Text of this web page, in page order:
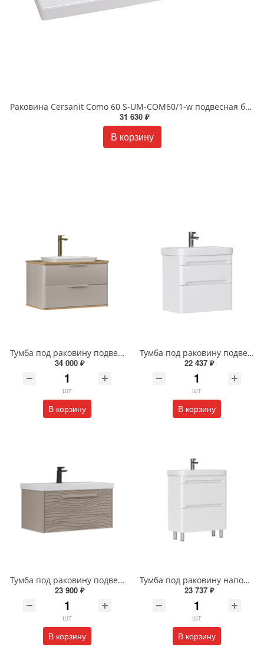
Раковина Cersanit Como 60 S-UM-COM60/1-w подвесная белая
31 630 ₽
В корзину
Тумба под раковину подвесная EQUIL Десерт 80.2Я/Desert 80.2Y с ручками в цвет амарок tpDSRT80.2Y-25R амарок/дуб
34 000 ₽
шт
В корзину
Тумба под раковину подвесная EQUIL Найс 70 см tpNICE70.2Y-05 белая
22 437 ₽
шт
В корзину
Тумба под раковину подвесная EQUIL Глеам 80.1Я/Gleam 80.1Y амарок/дуб вотан tpGLEAM80.1Y-25
23 900 ₽
шт
В корзину
Тумба под раковину напольная EQUIL Найс 60 см tnNICE60.2Y-05 белая
23 737 ₽
шт
В корзину